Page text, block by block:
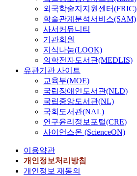
외국학술지지원센터(FRIC)
학술관계분석서비스(SAM)
사서커뮤니티
기관회원
지식나눔(LOOK)
의학전자도서관(MEDLIS)
유관기관 사이트
교육부(MOE)
국립장애인도서관(NLD)
국립중앙도서관(NL)
국회도서관(NAL)
연구윤리정보포털(CRE)
사이언스온 (ScienceON)
이용약관
개인정보처리방침
개인정보 재동의